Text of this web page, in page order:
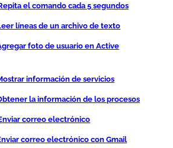
el comando cada 5 segundos
líneas de un archivo de texto
foto de usuario en Active
información de servicios
la información de los procesos
correo electrónico
correo electrónico con Gmail